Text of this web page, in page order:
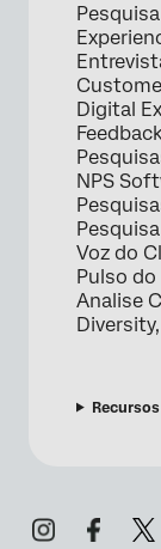
Digital
NPS
Voz do
Pulso
Analise